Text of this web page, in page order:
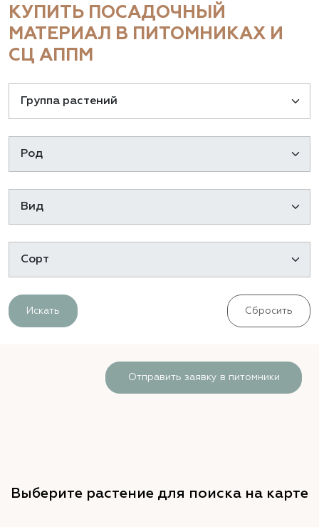
КУПИТЬ ПОСАДОЧНЫЙ
МАТЕРИАЛ В ПИТОМНИКАХ И
СЦ АППМ
Искать Сбросить
Отправить заявку в питомники
Выберите растение для поиска на карте